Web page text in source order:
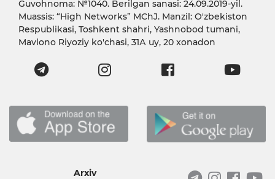
Guvohnoma: №1040. Berilgan sanasi: 24.09.2019-yil.
Muassis: “High Networks” MChJ. Manzil: O'zbekiston
Respublikasi, Toshkent shahri, Yashnobod tumani,
Mavlono Riyoziy ko'chasi, 31А uy, 20 xonadon
Arxiv